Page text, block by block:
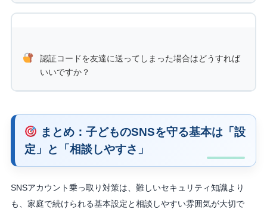
きを行い、不審な投稿やメッセージの証拠を保存しましょ
認証コードを友達に送ってしまった場合はどうすれば
いいですか？
て、見覚えのない端末をログアウトします。二段階認証の
設定、復旧用メール、電話番号、バックアップコードも確
認してください。すでに投稿やDM被害がある場合は、スク
まとめ：子どものSNSを守る基本は「設
定」と「相談しやすさ」
SNSアカウント乗っ取り対策は、難しいセキュリティ知識より
も、家庭で続けられる基本設定と相談しやすい雰囲気が大切で